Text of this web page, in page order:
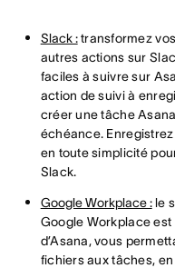
Slack :transformez
autres actions sur
faciles à suivre sur
action de suivi à
créer une tâche
échéance.
en toute simplicité
Slack.
Google Workplace :le
Google Workplace
d’Asana, vous
fichiers aux tâches,